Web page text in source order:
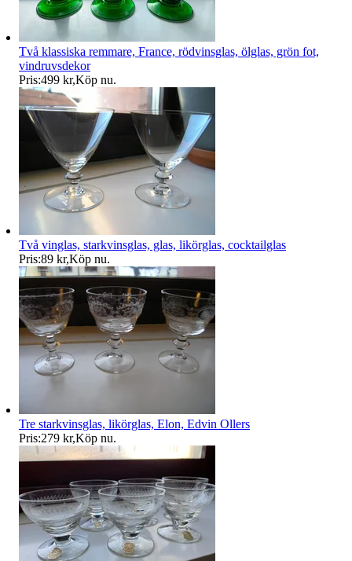
Två klassiska remmare, France, rödvinsglas, ölglas, grön fot,
vindruvsdekor
Pris:499 kr,Köp nu.
Två vinglas, starkvinsglas, glas, likörglas, cocktailglas
Pris:89 kr,Köp nu.
Tre starkvinsglas, likörglas, Elon, Edvin Ollers
Pris:279 kr,Köp nu.